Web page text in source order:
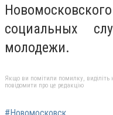
социальных
молодежи.
Якщо ви помітили помилку, виділіть
повідомити про це редакцію